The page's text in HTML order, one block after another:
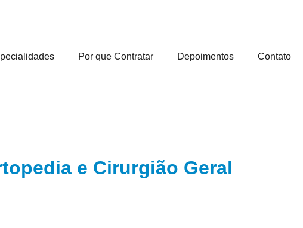
Por que Contratar Depoimentos Contato
e Cirurgião Geral